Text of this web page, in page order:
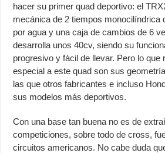
hacer su primer quad deportivo: el
mecánica de 2 tiempos monocilíndrica
por agua y una caja de cambios de 6
desarrolla unos 40cv, siendo su
progresivo y fácil de llevar. Pero lo que
especial a este quad son sus
las que otros fabricantes e incluso
sus modelos más deportivos.
Con una base tan buena no es de
competiciones, sobre todo de cross,
circuitos americanos. No cabe duda